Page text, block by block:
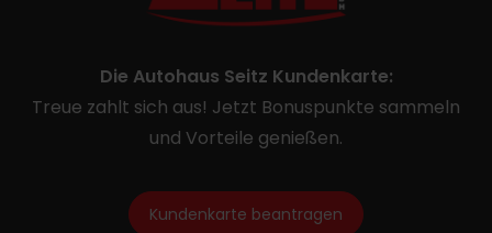
Die Autohaus Seitz Kundenkarte:
Treue zahlt sich aus! Jetzt Bonuspunkte sammeln
und Vorteile genießen.
Kundenkarte beantragen